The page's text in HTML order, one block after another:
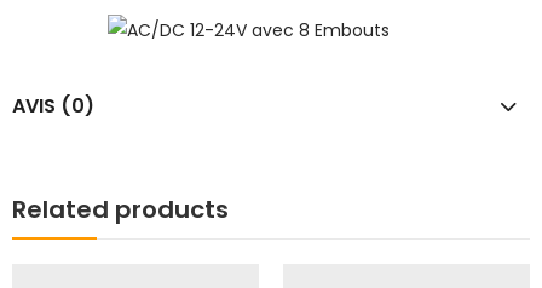
AVIS (0)
Related products